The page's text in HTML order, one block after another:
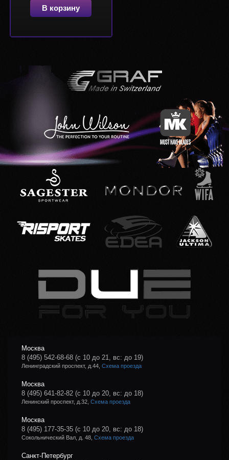
В корзину
Москва
8 (495) 542-68-68 (с 10 до 21, вс: до 19)
Ленинградский проспект, д.44, Схема проезда
Москва
8 (495) 641-82-82 (с 10 до 20, вс: до 18)
Ленинский проспект, д.32, Схема проезда
Москва
8 (495) 177-35-35 (с 10 до 20, вс: до 18)
Сокольнический Вал, д. 48, Схема проезда
Санкт-Петербург